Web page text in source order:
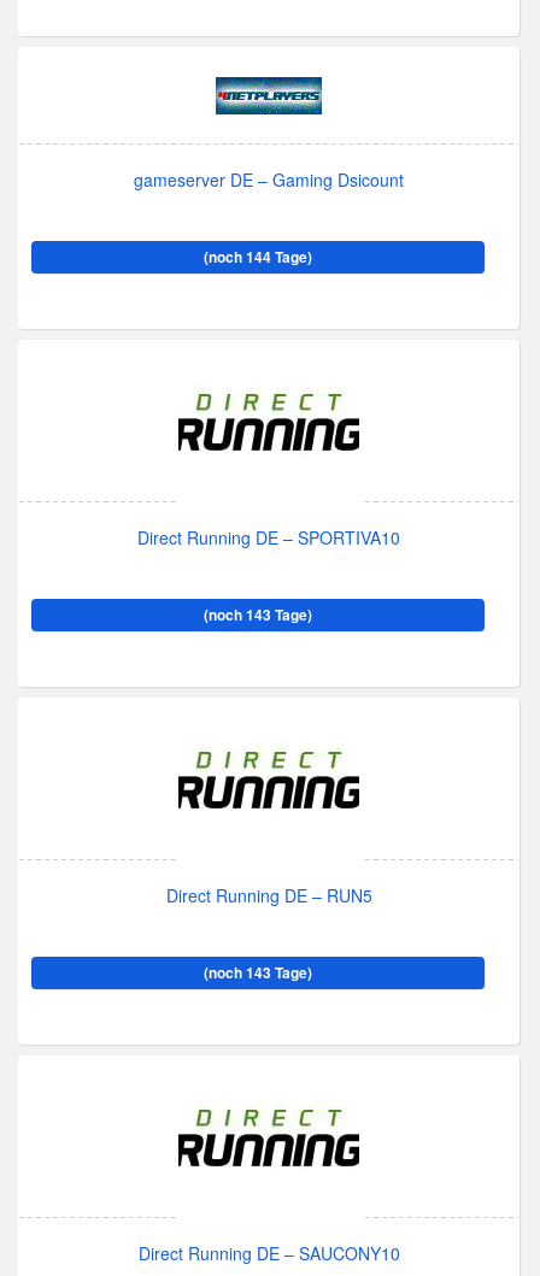
gameserver DE – Gaming Dsicount
(noch 144 Tage)
Direct Running DE – SPORTIVA10
(noch 143 Tage)
Direct Running DE – RUN5
(noch 143 Tage)
Direct Running DE – SAUCONY10